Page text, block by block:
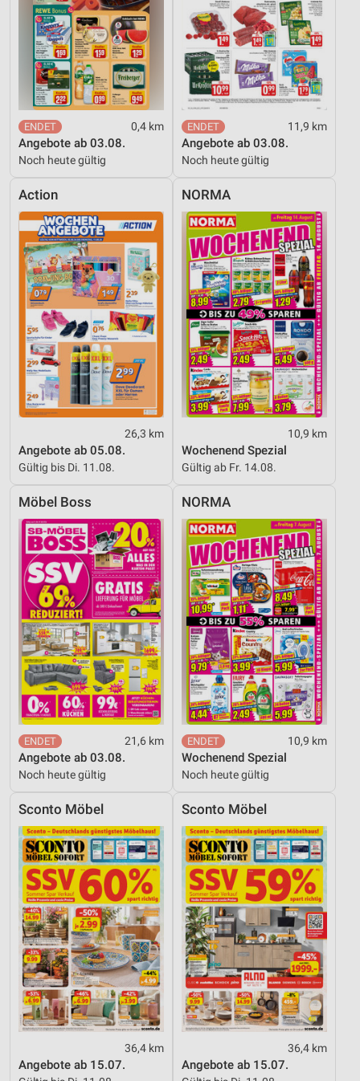
0,4 km
Angebote ab 03.08.
Noch heute gültig
11,9 km
Angebote ab 03.08.
Noch heute gültig
Action
26,3 km
Angebote ab 05.08.
Gültig bis Di. 11.08.
NORMA
10,9 km
Wochenend Spezial
Gültig ab Fr. 14.08.
Möbel Boss
21,6 km
Angebote ab 03.08.
Noch heute gültig
NORMA
10,9 km
Wochenend Spezial
Noch heute gültig
Sconto Möbel
36,4 km
Angebote ab 15.07.
Sconto Möbel
36,4 km
Angebote ab 15.07.
Informationen identifizieren
Nicht-IAB-Verarbeitungszwecke:
Notwendig
Performance
Funktional
Werbung